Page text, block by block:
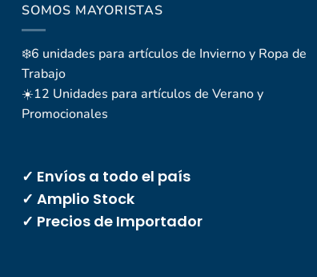
SOMOS MAYORISTAS
❄️6 unidades para artículos de Invierno y Ropa de
Trabajo
☀️12 Unidades para artículos de Verano y
Promocionales
✓ Envíos a todo el país
✓ Amplio Stock
✓ Precios de Importador